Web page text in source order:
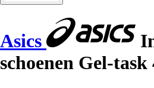
Asics
schoenen Gel-task